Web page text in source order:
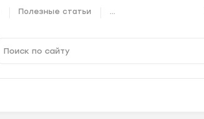
Полезные статьи ...